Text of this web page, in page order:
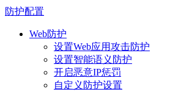
防护配置
Web防护
设置Web应用攻击防护
设置智能语义防护
开启恶意IP惩罚
自定义防护设置